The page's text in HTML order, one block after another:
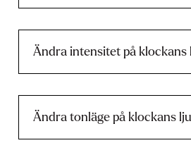
Ändra intensitet på klockans
Ändra tonläge på klockans